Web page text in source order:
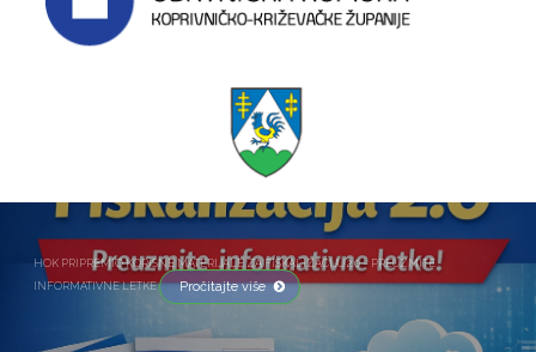
HOK PRIPREMIO KORISNE MATERIJALE ZA FISKALIZACIJU 2.0 – PREUZMITE
INFORMATIVNE LETKE
Pročitajte više